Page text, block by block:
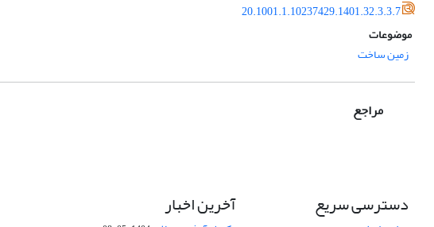
20.1001.1.10237429.1401.32.3.3.7
موضوعات
زمین ساخت
مراجع
دسترسی سریع آخرین اخبار